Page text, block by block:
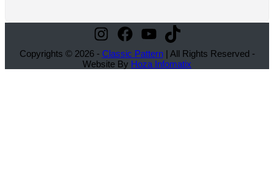
Instagram
Facebook
YouTube
TikTok
Copyrights © 2026 - Classic Pattern| All Rights Reserved -
Website By Hoza Infomatix